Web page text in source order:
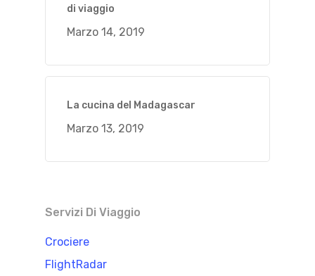
di viaggio
Marzo 14, 2019
La cucina del Madagascar
Marzo 13, 2019
Servizi Di Viaggio
Crociere
FlightRadar